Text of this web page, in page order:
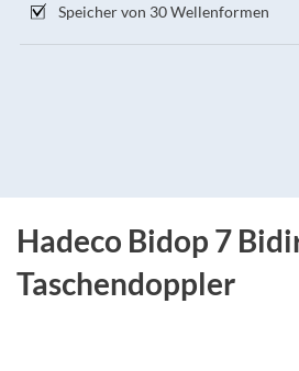
Speicher von 30 Wellenformen
Hadeco Bidop 7
Taschendoppler